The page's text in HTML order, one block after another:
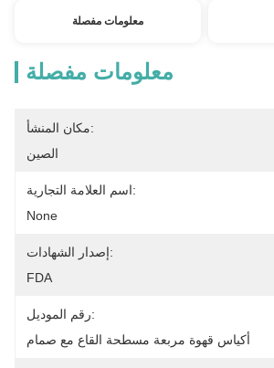
معلومات مفصلة
معلومات مفصلة
مكان المنشأ:
الصين
اسم العلامة التجارية:
None
إصدار الشهادات:
FDA
رقم الموديل:
أكياس قهوة مربعة مسطحة القاع مع صمام